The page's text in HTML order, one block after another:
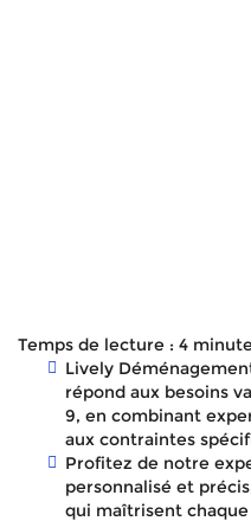
Temps de lecture : 4
Lively
répond aux besoins
9, en combinant
aux contraintes
Profitez de notre
personnalisé et
qui maîtrisent